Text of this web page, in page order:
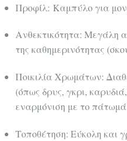
Προφίλ: Καμπύλο για
Ανθεκτικότητα: Μεγάλη
της καθημερινότητας
Ποικιλία Χρωμάτων:
(όπως δρυς, γκρι,
εναρμόνιση με το
Τοποθέτηση: Εύκολη και